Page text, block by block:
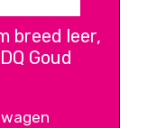
breed leer,
Goud